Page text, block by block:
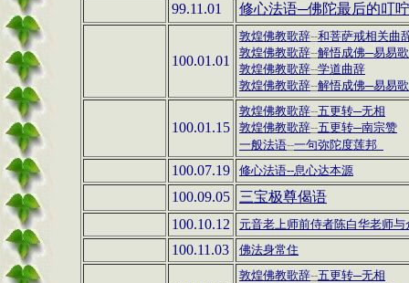
99.11.01
修心法语─佛陀最后的叮咛
100.01.01
敦煌佛教歌辞--和菩萨戒相关曲
敦煌佛教歌辞--解悟成佛─易易
敦煌佛教歌辞--学道曲辞
敦煌佛教歌辞--解悟成佛─易易
100.01.15
敦煌佛教歌辞--五更转─无相
敦煌佛教歌辞--五更转─南宗赞
一般法语--一句弥陀度莲邦
100.07.19 修心法语--息心达本源
100.09.05
三宝极尊偈语
100.10.12
元音老上师前侍者陈白华老师
100.11.03 佛法身常住
敦煌佛教歌辞--五更转─无相